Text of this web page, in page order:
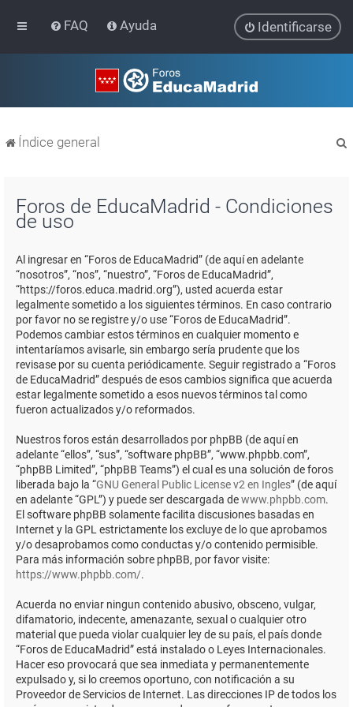
FAQ Ayuda Identificarse
Índice general
Foros de EducaMadrid - Condiciones
de uso
Al ingresar en “Foros de EducaMadrid” (de aquí en adelante
“nosotros”, “nos”, “nuestro”, “Foros de EducaMadrid”,
“https://foros.educa.madrid.org”), usted acuerda estar
legalmente sometido a los siguientes términos. En caso contrario
por favor no se registre y/o use “Foros de EducaMadrid”.
Podemos cambiar estos términos en cualquier momento e
intentaríamos avisarle, sin embargo sería prudente que los
revisase por su cuenta periódicamente. Seguir registrado a “Foros
de EducaMadrid” después de esos cambios significa que acuerda
estar legalmente sometido a esos nuevos términos tal como
fueron actualizados y/o reformados.
Nuestros foros están desarrollados por phpBB (de aquí en
adelante “ellos”, “sus”, “software phpBB”, “www.phpbb.com”,
“phpBB Limited”, “phpBB Teams”) el cual es una solución de foros
liberada bajo la “GNU General Public License v2 en Ingles” (de aquí
en adelante “GPL”) y puede ser descargada dewww.phpbb.com.
El software phpBB solamente facilita discusiones basadas en
Internet y la GPL estrictamente los excluye de lo que aprobamos
y/o desaprobamos como conductas y/o contenido permisible.
Para más información sobre phpBB, por favor visite:
https://www.phpbb.com/.
Acuerda no enviar ningun contenido abusivo, obsceno, vulgar,
difamatorio, indecente, amenazante, sexual o cualquier otro
material que pueda violar cualquier ley de su país, el país donde
“Foros de EducaMadrid” está instalado o Leyes Internacionales.
Hacer eso provocará que sea inmediata y permanentemente
expulsado y, si lo creemos oportuno, con notificación a su
Proveedor de Servicios de Internet. Las direcciones IP de todos los